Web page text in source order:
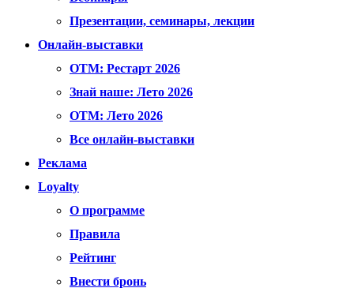
Презентации, семинары, лекции
Онлайн-выставки
OTM: Рестарт 2026
Знай наше: Лето 2026
OTM: Лето 2026
Все онлайн-выставки
Реклама
Loyalty
О программе
Правила
Рейтинг
Внести бронь